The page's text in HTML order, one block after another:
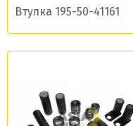
Втулка 195-50-41161